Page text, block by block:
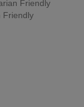
Friendly
Friendly